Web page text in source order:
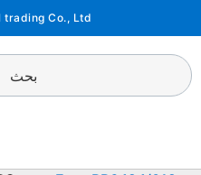
trading Co., Ltd
بحث